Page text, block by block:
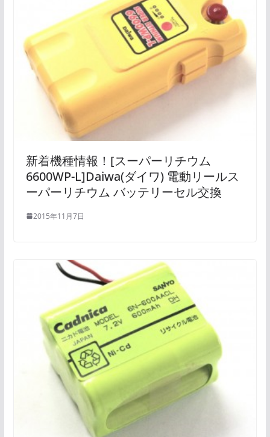
新着機種情報！[スーパーリチウム
6600WP-L]Daiwa(ダイワ) 電動リールス
ーパーリチウム バッテリーセル交換
2015年11月7日